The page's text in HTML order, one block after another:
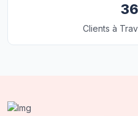
Clients à